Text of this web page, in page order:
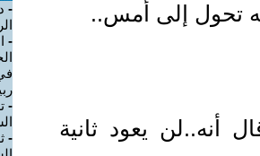
تحول إلى أمس..
أنه..لن يعود ثانية
-
-
-
-